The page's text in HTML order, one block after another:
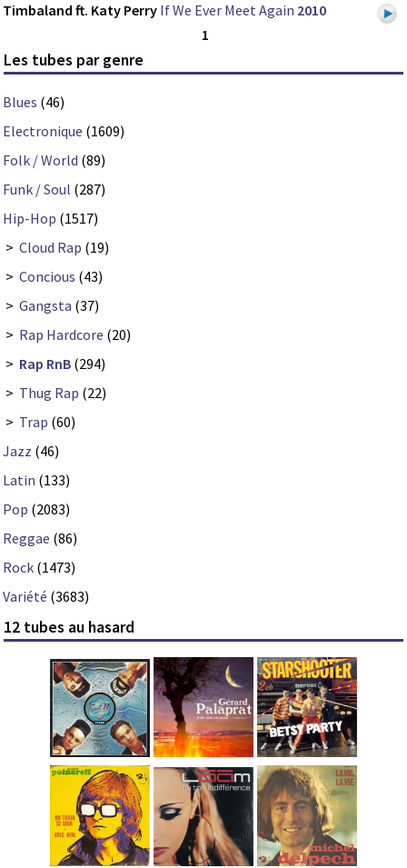
Timbaland ft. Katy Perry If We Ever Meet Again 2010
1
Les tubes par genre
Blues (46)
Electronique (1609)
Folk / World (89)
Funk / Soul (287)
Hip-Hop (1517)
> Cloud Rap (19)
> Concious (43)
> Gangsta (37)
> Rap Hardcore (20)
> Rap RnB (294)
> Thug Rap (22)
> Trap (60)
Jazz (46)
Latin (133)
Pop (2083)
Reggae (86)
Rock (1473)
Variété (3683)
12 tubes au hasard